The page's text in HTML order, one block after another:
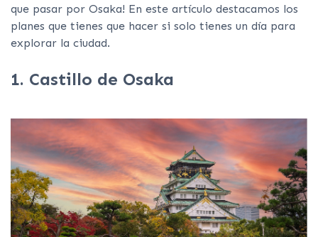
que pasar por Osaka! En este artículo destacamos los
planes que tienes que hacer si solo tienes un día para
explorar la ciudad.
1. Castillo de Osaka